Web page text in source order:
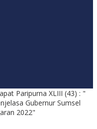
Paripurna XLIII (43) : "
Gubernur Sumsel
2022"